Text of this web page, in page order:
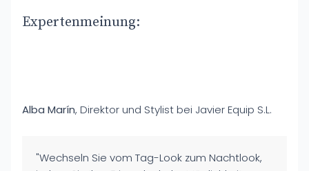
Expertenmeinung:
Alba Marín, Direktor und Stylist bei Javier Equip S.L.
"Wechseln Sie vom Tag-Look zum Nachtlook,